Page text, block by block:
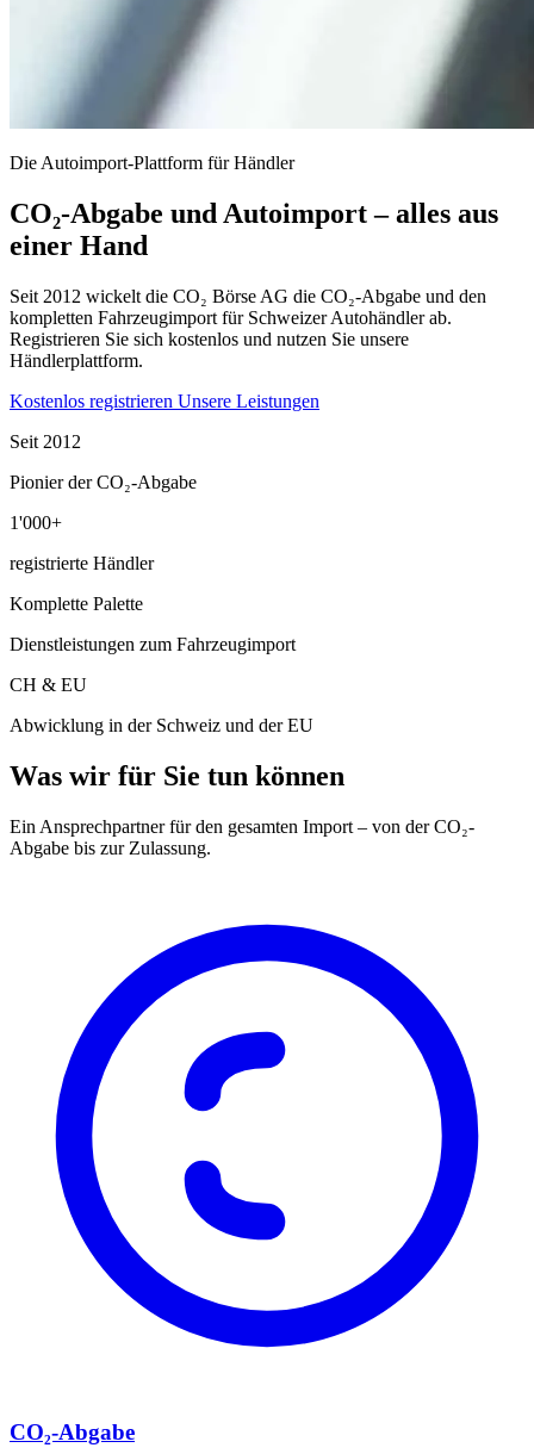
Die Autoimport-Plattform für Händler
CO₂-Abgabe und Autoimport – alles aus
einer Hand
Seit 2012 wickelt die CO₂ Börse AG die CO₂-Abgabe und den
kompletten Fahrzeugimport für Schweizer Autohändler ab.
Registrieren Sie sich kostenlos und nutzen Sie unsere
Händlerplattform.
Kostenlos registrieren Unsere Leistungen
Seit 2012
Pionier der CO₂-Abgabe
1'000+
registrierte Händler
Komplette Palette
Dienstleistungen zum Fahrzeugimport
CH & EU
Abwicklung in der Schweiz und der EU
Was wir für Sie tun können
Ein Ansprechpartner für den gesamten Import – von der CO₂-
Abgabe bis zur Zulassung.
CO₂-Abgabe